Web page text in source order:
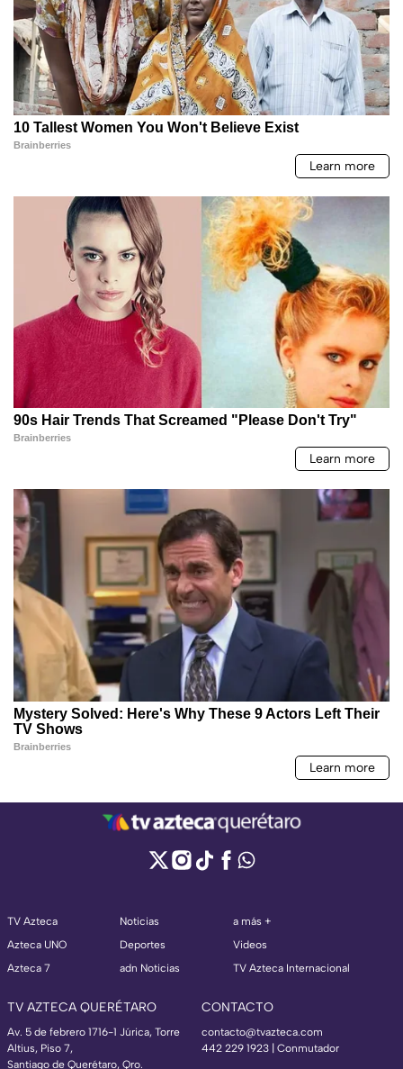
TV Azteca
Azteca UNO
Azteca 7
Noticias
Deportes
adn Noticias
a más +
Videos
TV Azteca Internacional
TV AZTECA QUERÉTARO
Av. 5 de febrero 1716-1 Júrica, Torre
Altius, Piso 7,
Santiago de Querétaro, Qro.
CONTACTO
contacto@tvazteca.com
442 229 1923 | Conmutador